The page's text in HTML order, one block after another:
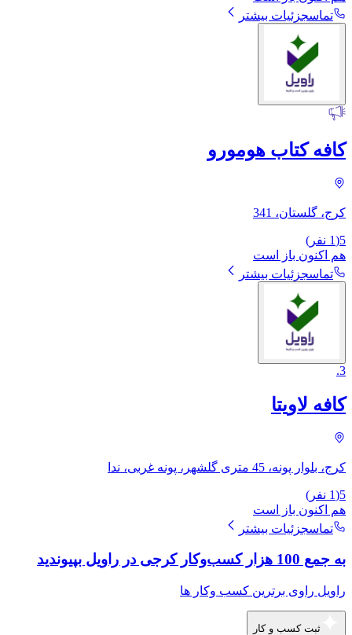
تماسجزئیات بیشتر
کافه کتاب هومورو
کرج، گلستان، 341
5
(
1 نفر)
هم اکنون باز است
تماسجزئیات بیشتر
3
.
کافه لاویتا
کرج، بلوار پونه، 45 متری گلشهر، پونه غربی، ندا
5
(
1 نفر)
هم اکنون باز است
تماسجزئیات بیشتر
به جمع 100 هزار کسب‌وکار کرجی در راویل بپیوندید
راویل راوی برترین کسب وکار ها
ثبت کسب و کار